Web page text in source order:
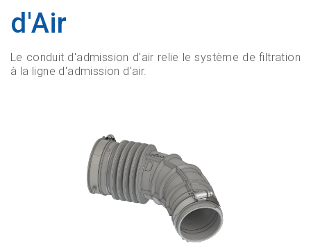
d'Air
Le conduit d'admission d'air relie le système de filtration
à la ligne d'admission d'air.